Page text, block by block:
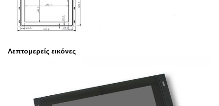
Λεπτομερείς εικόνες